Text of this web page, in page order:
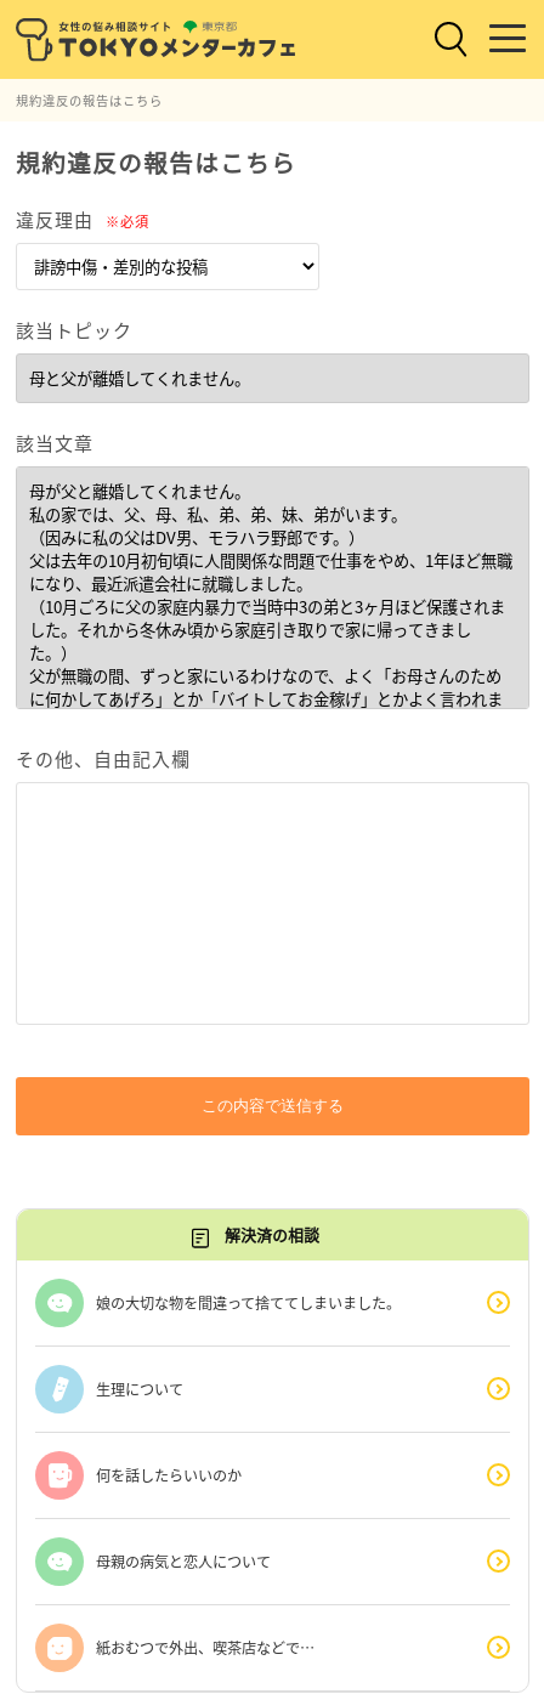
規約違反の報告はこちら
規約違反の報告はこちら
違反理由 ※必須
該当トピック
該当文章
その他、自由記入欄
この内容で送信する
解決済の相談
娘の大切な物を間違って捨ててしまいました。
生理について
何を話したらいいのか
母親の病気と恋人について
紙おむつで外出、喫茶店などで…